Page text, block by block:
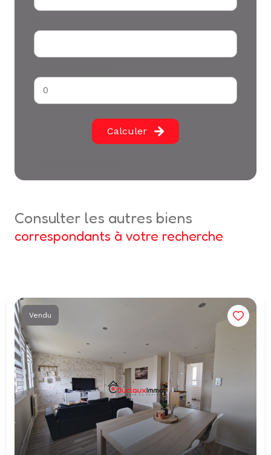
Calculer
consulter les autres biens
correspondants à votre recherche
Vendu